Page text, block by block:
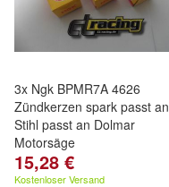
3x Ngk BPMR7A 4626
Zündkerzen spark passt an
Stihl passt an Dolmar
Motorsäge
15,28 €
Kostenloser Versand